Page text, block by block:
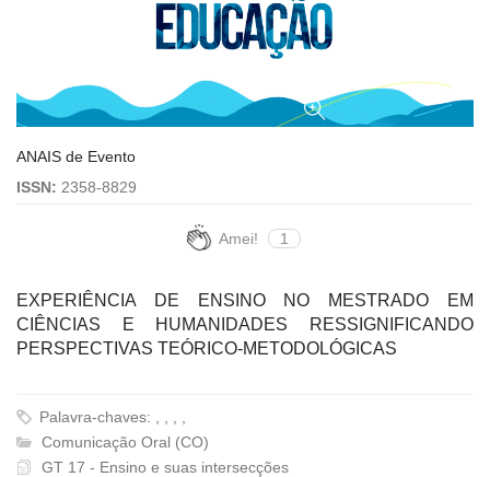
ANAIS de Evento
ISSN: 2358-8829
Amei! 1
EXPERIÊNCIA DE ENSINO NO MESTRADO EM
CIÊNCIAS E HUMANIDADES RESSIGNIFICANDO
PERSPECTIVAS TEÓRICO-METODOLÓGICAS
Palavra-chaves: , , , ,
Comunicação Oral (CO)
GT 17 - Ensino e suas intersecções